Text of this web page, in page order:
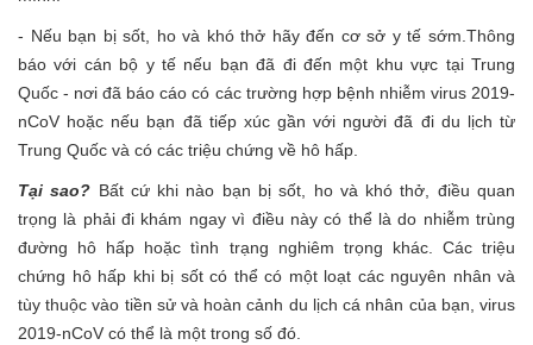
- Nếu bạn bị sốt, ho và khó thở hãy đến cơ sở y tế sớm.Thông
báo với cán bộ y tế nếu bạn đã đi đến một khu vực tại Trung
Quốc - nơi đã báo cáo có các trường hợp bệnh nhiễm virus 2019-
nCoV hoặc nếu bạn đã tiếp xúc gần với người đã đi du lịch từ
Trung Quốc và có các triệu chứng về hô hấp.
Tại sao? Bất cứ khi nào bạn bị sốt, ho và khó thở, điều quan
trọng là phải đi khám ngay vì điều này có thể là do nhiễm trùng
đường hô hấp hoặc tình trạng nghiêm trọng khác. Các triệu
chứng hô hấp khi bị sốt có thể có một loạt các nguyên nhân và
tùy thuộc vào tiền sử và hoàn cảnh du lịch cá nhân của bạn, virus
2019-nCoV có thể là một trong số đó.